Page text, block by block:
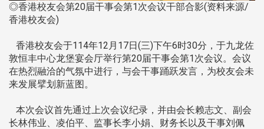
◎香港校友会第20届干事会第1次会议干部合影(资料来源/
香港校友会)
香港校友会于114年12月17日(三)下午6时30分，于九龙佐
敦恒丰中心龙堡宴会厅举行第20届干事会第1次会议。会议
在热烈融洽的气氛中进行，与会干事踊跃发言，为校友会未
来发展擘划新蓝图。
本次会议首先通过上次会议纪录，并由会长赖志文、副会
长林伟业、凌伯平、监事长李小娟、财务长以及干事刘佩